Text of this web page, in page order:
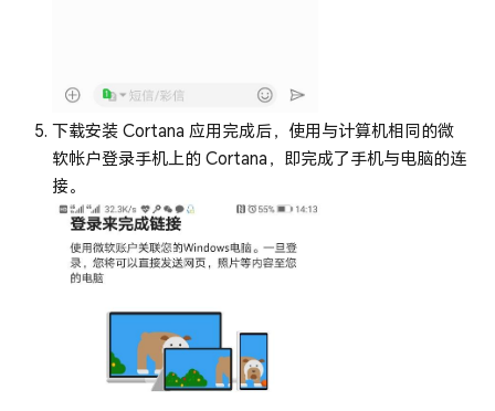
下载安装 Cortana 应用完成后，使用与计算机相同的微
软帐户登录手机上的 Cortana，即完成了手机与电脑的连
接。